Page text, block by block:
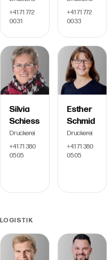
+41 71 772
00 31
+41 71 772
00 33
Silvia
Schiess
Druckerei
+41 71 380
05 05
Esther
Schmid
Druckerei
+41 71 380
05 05
LOGISTIK